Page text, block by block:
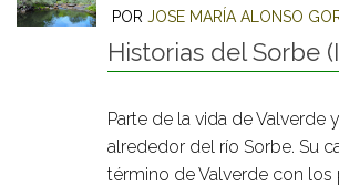
POR JOSE MARÍA ALONSO
Historias del Sorbe
Parte de la vida de Valverde
alrededor del río Sorbe. Su
término de Valverde con